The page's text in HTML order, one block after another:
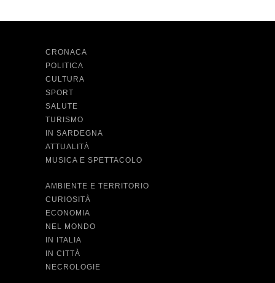
CRONACA
POLITICA
CULTURA
SPORT
SALUTE
TURISMO
IN SARDEGNA
ATTUALITÀ
MUSICA E SPETTACOLO
AMBIENTE E TERRITORIO
CURIOSITÀ
ECONOMIA
NEL MONDO
IN ITALIA
IN CITTÀ
NECROLOGIE